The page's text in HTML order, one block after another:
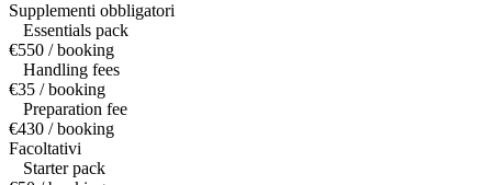
Supplementi obbligatori
Essentials pack
€550 / booking
Handling fees
€35 / booking
Preparation fee
€430 / booking
Facoltativi
Starter pack